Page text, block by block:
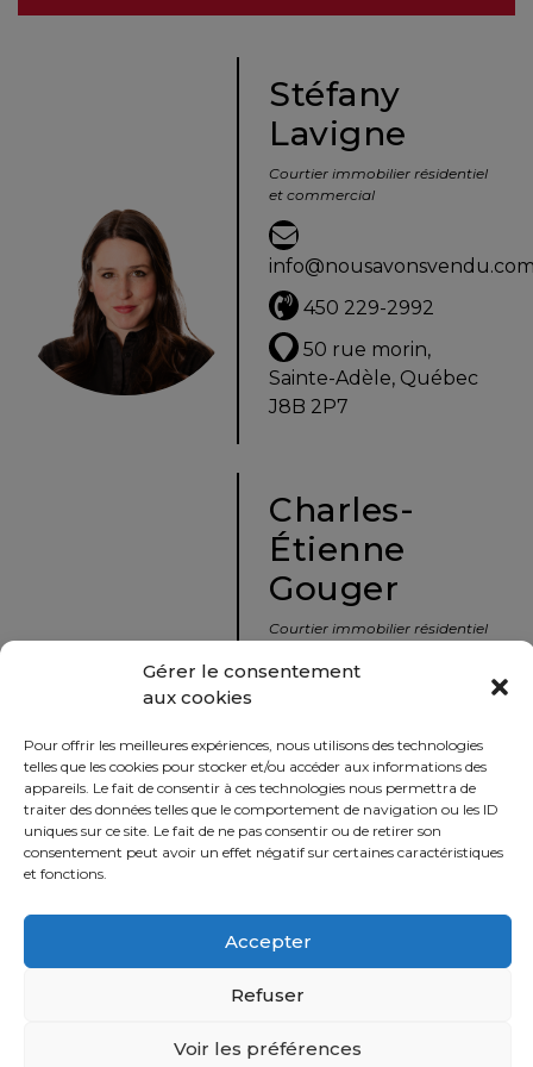
Gérer le consentement
aux cookies
Pour offrir les meilleures expériences, nous utilisons des technologies
telles que les cookies pour stocker et/ou accéder aux informations des
appareils. Le fait de consentir à ces technologies nous permettra de
traiter des données telles que le comportement de navigation ou les ID
uniques sur ce site. Le fait de ne pas consentir ou de retirer son
consentement peut avoir un effet négatif sur certaines caractéristiques
et fonctions.
Accepter
Refuser
Voir les préférences
Évaluation
Avec
un
immobilier
vers
la
tranquillité
d’esprit
défi
Stéfany
Lavigne
Courtier immobilier résidentiel
et commercial
450 229-2992
50 rue morin,
Sainte-Adèle, Québec
J8B 2P7
Charles-
Étienne
Gouger
Courtier immobilier résidentiel
450 229-2992
50 rue morin,
Sainte-Adèle, Québec
J8B 2P7
Partager
Politique